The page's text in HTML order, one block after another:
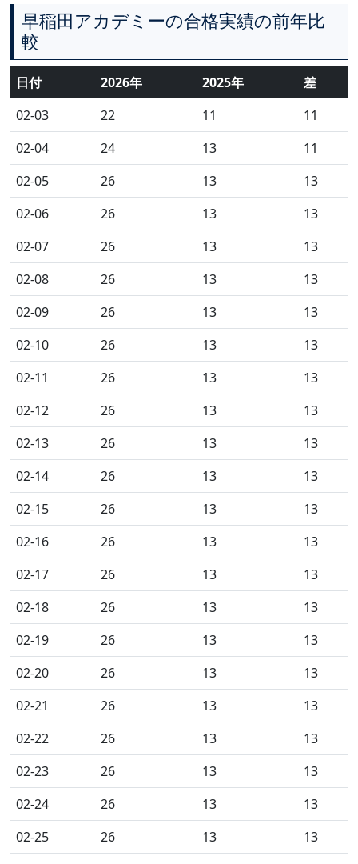
早稲田アカデミーの合格実績の前年比
較
日付 2026年 2025年
差
02-03
22 11
11
02-04
24 13
11
02-05
26 13
13
02-06
26 13
13
02-07
26 13
13
02-08
26 13
13
02-09
26 13
13
02-10
26 13
13
02-11
26 13
13
02-12
26 13
13
02-13
26 13
13
02-14
26 13
13
02-15
26 13
13
02-16
26 13
13
02-17
26 13
13
02-18
26 13
13
02-19
26 13
13
02-20
26 13
13
02-21
26 13
13
02-22
26 13
13
02-23
26 13
13
02-24
26 13
13
02-25
26 13
13